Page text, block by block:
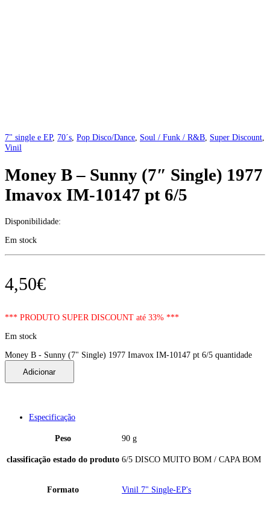
7" single e EP, 70´s, Pop Disco/Dance, Soul / Funk / R&B, Super Discount,
Vinil
Money B – Sunny (7″ Single) 1977
Imavox IM-10147 pt 6/5
Disponibilidade:
Em stock
4,50€
*** PRODUTO SUPER DISCOUNT até 33% ***
Em stock
Money B - Sunny (7" Single) 1977 Imavox IM-10147 pt 6/5 quantidade
Adicionar
Especificação
Peso 90 g
classificação estado do produto 6/5 DISCO MUITO BOM / CAPA BOM
Formato Vinil 7" Single-EP's